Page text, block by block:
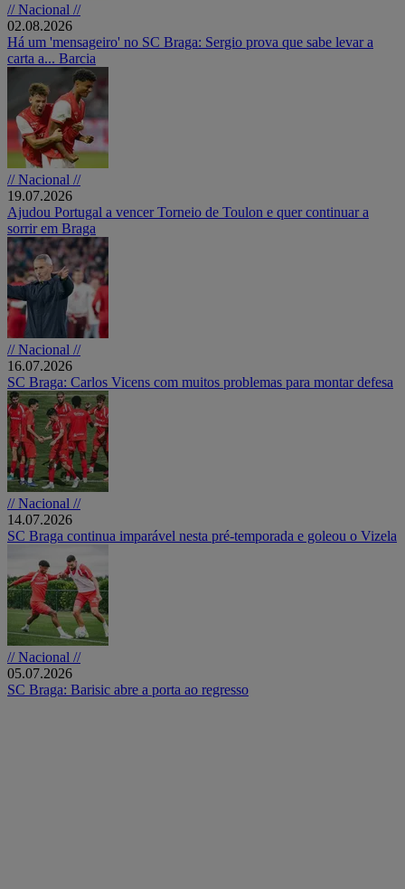
// Nacional //
02.08.2026
Há um 'mensageiro' no SC Braga: Sergio prova que sabe levar a
carta a... Barcia
// Nacional //
19.07.2026
Ajudou Portugal a vencer Torneio de Toulon e quer continuar a
sorrir em Braga
// Nacional //
16.07.2026
SC Braga: Carlos Vicens com muitos problemas para montar defesa
// Nacional //
14.07.2026
SC Braga continua imparável nesta pré-temporada e goleou o Vizela
// Nacional //
05.07.2026
SC Braga: Barisic abre a porta ao regresso